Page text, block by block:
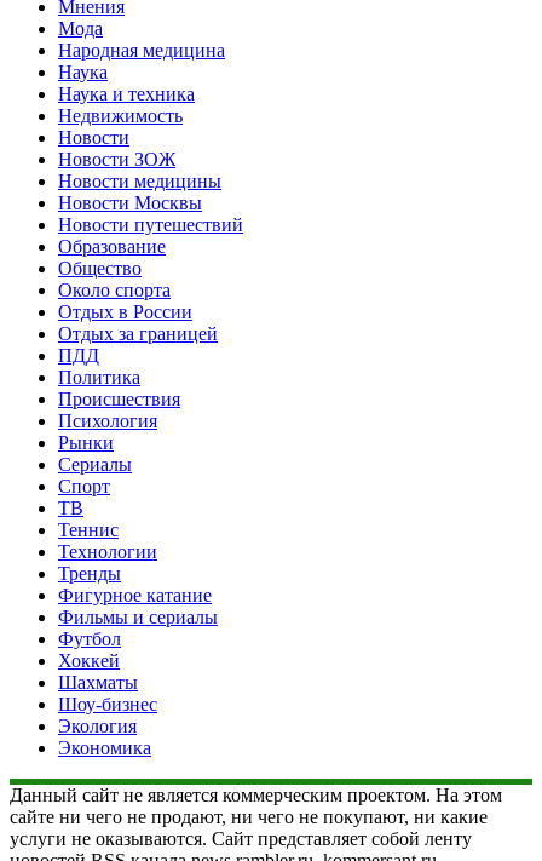
Мнения
Мода
Народная медицина
Наука
Наука и техника
Недвижимость
Новости
Новости ЗОЖ
Новости медицины
Новости Москвы
Новости путешествий
Образование
Общество
Около спорта
Отдых в России
Отдых за границей
ПДД
Политика
Происшествия
Психология
Рынки
Сериалы
Спорт
ТВ
Теннис
Технологии
Тренды
Фигурное катание
Фильмы и сериалы
Футбол
Хоккей
Шахматы
Шоу-бизнес
Экология
Экономика
Данный сайт не является коммерческим проектом. На этом
сайте ни чего не продают, ни чего не покупают, ни какие
услуги не оказываются. Сайт представляет собой ленту